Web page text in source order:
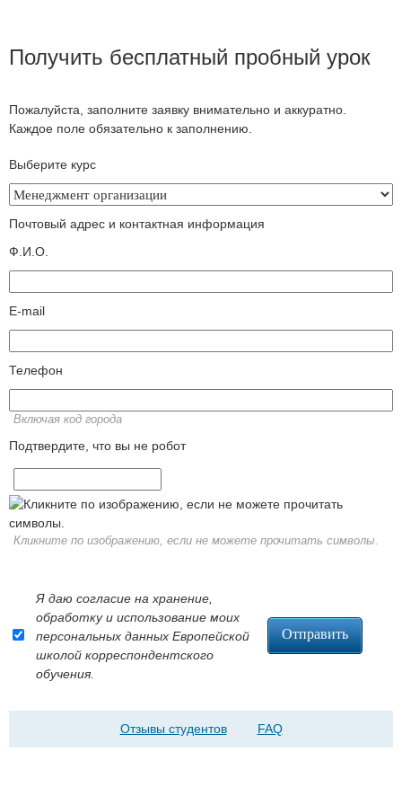
Получить бесплатный пробный урок
Пожалуйста, заполните заявку внимательно и аккуратно.
Каждое поле обязательно к заполнению.
Выберите курс
Почтовый адрес и контактная информация
Ф.И.О.
E-mail
Телефон
Включая код города
Подтвердите, что вы не робот
Кликните по изображению, если не можете прочитать символы.
Я даю согласие на хранение,
обработку и использование моих
персональных данных Европейской
школой корреспондентского
обучения.
Отзывы студентов FAQ